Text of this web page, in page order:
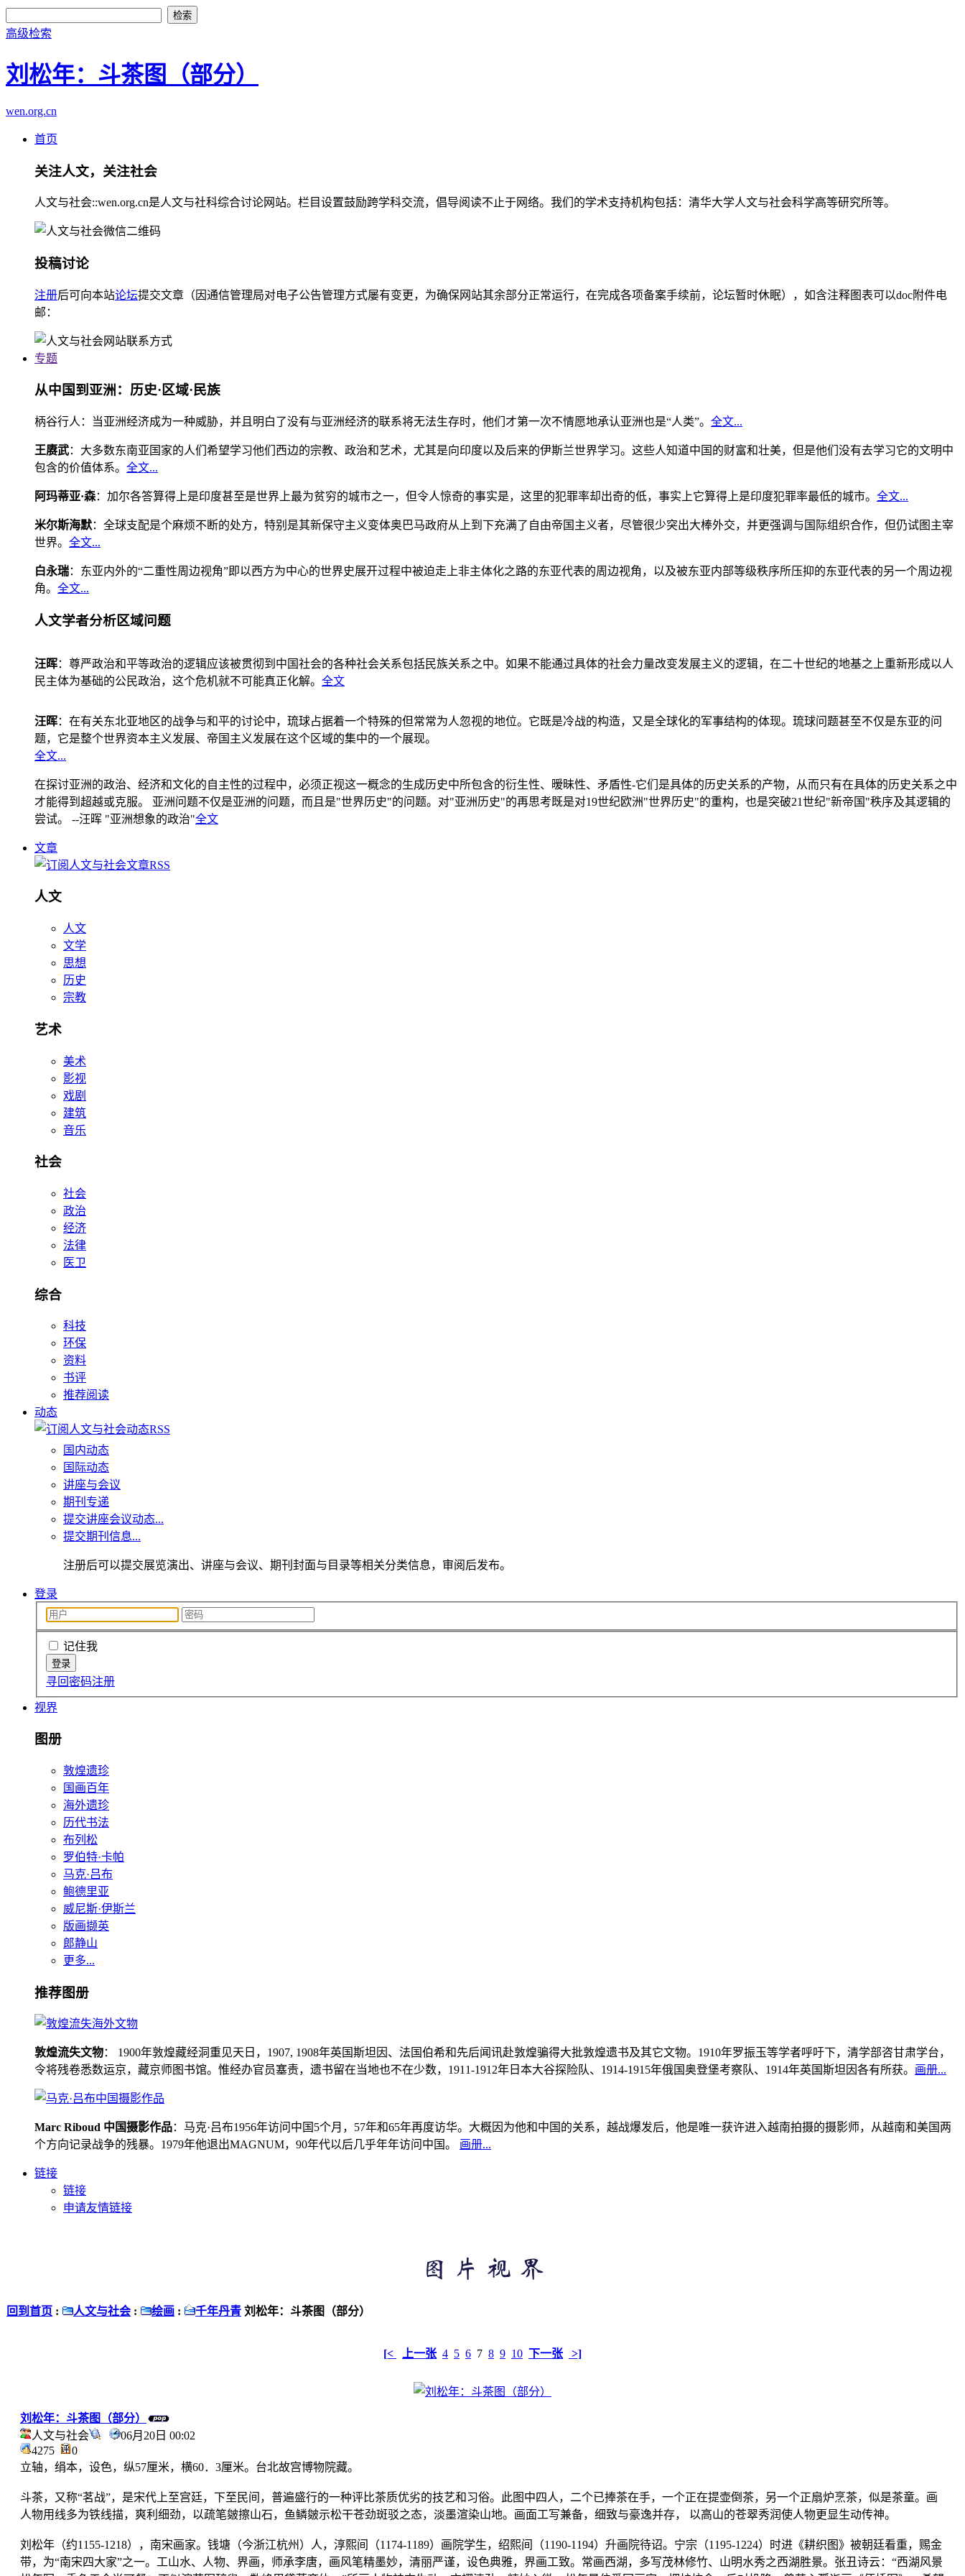
高级检索
刘松年：斗茶图（部分）
wen.org.cn
首页
关注人文，关注社会
人文与社会::wen.org.cn是人文与社科综合讨论网站。栏目设置鼓励跨学科交流，倡导阅读不止于网络。我们的学术支持机构包括：清华大学人文与社会科学高等研究所等。
投稿讨论
注册后可向本站论坛提交文章（因通信管理局对电子公告管理方式屡有变更，为确保网站其余部分正常运行，在完成各项备案手续前，论坛暂时休眠），如含注释图表可以doc附件电
邮：
专题
从中国到亚洲：历史·区域·民族
柄谷行人：当亚洲经济成为一种威胁，并且明白了没有与亚洲经济的联系将无法生存时，他们才第一次不情愿地承认亚洲也是“人类”。 全文...
王赓武：大多数东南亚国家的人们希望学习他们西边的宗教、政治和艺术，尤其是向印度以及后来的伊斯兰世界学习。这些人知道中国的财富和壮美，但是他们没有去学习它的文明中
包含的价值体系。 全文...
阿玛蒂亚·森：加尔各答算得上是印度甚至是世界上最为贫穷的城市之一，但令人惊奇的事实是，这里的犯罪率却出奇的低，事实上它算得上是印度犯罪率最低的城市。 全文...
米尔斯海默：全球支配是个麻烦不断的处方，特别是其新保守主义变体奥巴马政府从上到下充满了自由帝国主义者，尽管很少突出大棒外交，并更强调与国际组织合作，但仍试图主宰
世界。 全文...
白永瑞：东亚内外的“二重性周边视角”即以西方为中心的世界史展开过程中被迫走上非主体化之路的东亚代表的周边视角，以及被东亚内部等级秩序所压抑的东亚代表的另一个周边视
角。 全文...
人文学者分析区域问题
汪晖：尊严政治和平等政治的逻辑应该被贯彻到中国社会的各种社会关系包括民族关系之中。如果不能通过具体的社会力量改变发展主义的逻辑，在二十世纪的地基之上重新形成以人
民主体为基础的公民政治，这个危机就不可能真正化解。 全文
汪晖：在有关东北亚地区的战争与和平的讨论中，琉球占据着一个特殊的但常常为人忽视的地位。它既是冷战的构造，又是全球化的军事结构的体现。琉球问题甚至不仅是东亚的问
题，它是整个世界资本主义发展、帝国主义发展在这个区域的集中的一个展现。
全文...
在探讨亚洲的政治、经济和文化的自主性的过程中，必须正视这一概念的生成历史中所包含的衍生性、暧昧性、矛盾性-它们是具体的历史关系的产物，从而只有在具体的历史关系之中
才能得到超越或克服。 亚洲问题不仅是亚洲的问题，而且是"世界历史"的问题。对"亚洲历史"的再思考既是对19世纪欧洲"世界历史"的重构，也是突破21世纪"新帝国"秩序及其逻辑的
尝试。 --汪晖 "亚洲想象的政治"全文
文章
人文
人文
文学
思想
历史
宗教
艺术
美术
影视
戏剧
建筑
音乐
社会
社会
政治
经济
法律
医卫
综合
科技
环保
资料
书评
推荐阅读
动态
国内动态
国际动态
讲座与会议
期刊专递
提交讲座会议动态...
提交期刊信息...
注册后可以提交展览演出、讲座与会议、期刊封面与目录等相关分类信息，审阅后发布。
登录
记住我
寻回密码注册
视界
图册
敦煌遗珍
国画百年
海外遗珍
历代书法
布列松
罗伯特·卡帕
马克·吕布
鲍德里亚
威尼斯·伊斯兰
版画撷英
郎静山
更多...
推荐图册
敦煌流失文物： 1900年敦煌藏经洞重见天日，1907, 1908年英国斯坦因、法国伯希和先后闻讯赴敦煌骗得大批敦煌遗书及其它文物。1910年罗振玉等学者呼吁下，清学部咨甘肃学台，
令将残卷悉数运京，藏京师图书馆。惟经办官员塞责，遗书留在当地也不在少数，1911-1912年日本大谷探险队、1914-1915年俄国奥登堡考察队、1914年英国斯坦因各有所获。 画册...
Marc Riboud 中国摄影作品：马克·吕布1956年访问中国5个月，57年和65年再度访华。大概因为他和中国的关系，越战爆发后，他是唯一获许进入越南拍摄的摄影师，从越南和美国两
个方向记录战争的残暴。1979年他退出MAGNUM，90年代以后几乎年年访问中国。 画册...
链接
链接
申请友情链接
回到首页 : 人文与社会 : 绘画 : 千年丹青 刘松年：斗茶图（部分）
[< 上一张 4 5 6 7 8 9 10 下一张 >]
刘松年：斗茶图（部分）
人文与社会
06月20日 00:02
4275
0
立轴，绢本，设色，纵57厘米，横60．3厘米。台北故宫博物院藏。
斗茶，又称“茗战”，是宋代上至宫廷，下至民间，普遍盛行的一种评比茶质优劣的技艺和习俗。此图中四人，二个已捧茶在手，一个正在提壶倒茶，另一个正扇炉烹茶，似是茶童。画
人物用线多为铁线描，爽利细劲，以疏笔皴擦山石，鱼鳞皴示松干苍劲斑驳之态，淡墨渲染山地。画面工写兼备，细致与豪逸并存， 以高山的苍翠秀润使人物更显生动传神。
刘松年（约1155-1218），南宋画家。钱塘（今浙江杭州）人，淳熙间（1174-1189）画院学生，绍熙间（1190-1194）升画院待诏。宁宗（1195-1224）时进《耕织图》被朝廷看重，赐金
带，为“南宋四大家”之一。工山水、人物、界画，师承李唐，画风笔精墨妙，清丽严谨，设色典雅，界画工致。常画西湖，多写茂林修竹、山明水秀之西湖胜景。张丑诗云：“西湖风景